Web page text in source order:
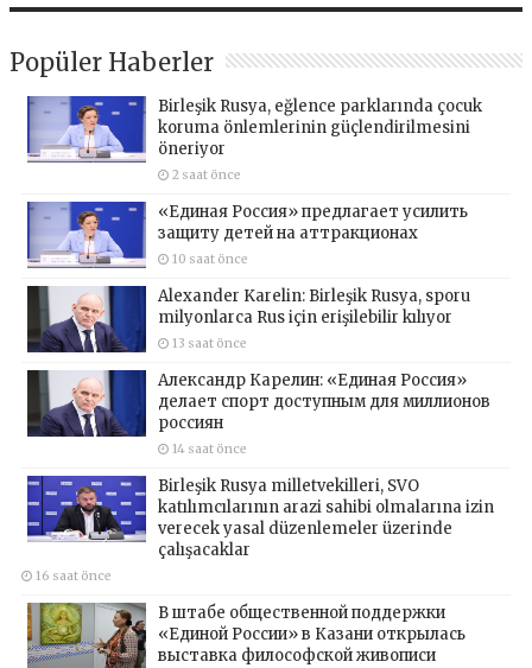
Popüler Haberler
Birleşik Rusya, eğlence parklarında çocuk
koruma önlemlerinin güçlendirilmesini
öneriyor
2 saat önce
«Единая Россия» предлагает усилить
защиту детей на аттракционах
10 saat önce
Alexander Karelin: Birleşik Rusya, sporu
milyonlarca Rus için erişilebilir kılıyor
13 saat önce
Александр Карелин: «Единая Россия»
делает спорт доступным для миллионов
россиян
14 saat önce
Birleşik Rusya milletvekilleri, SVO
katılımcılarının arazi sahibi olmalarına izin
verecek yasal düzenlemeler üzerinde
çalışacaklar
16 saat önce
В штабе общественной поддержки
«Единой России» в Казани открылась
выставка философской живописи